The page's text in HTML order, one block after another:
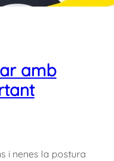
amb
i nenes la postura